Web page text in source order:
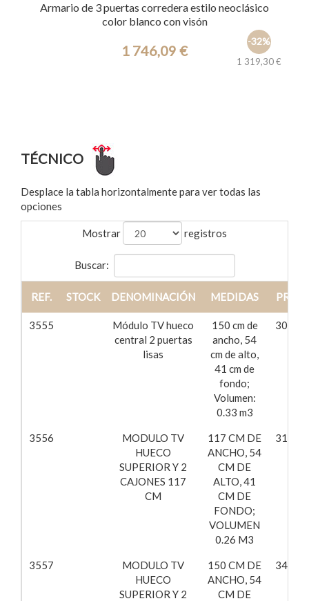
Armario de 3 puertas corredera estilo neoclásico
color blanco con visón
-32%
1 319,30 €
1 746,09 €
TÉCNICO
Desplace la tabla horizontalmente para ver todas las
opciones
Mostrar registros
Buscar:
REF. STOCK DENOMINACIÓN MEDIDAS
3555
Módulo TV hueco
central 2 puertas
lisas
150 cm de
ancho, 54
cm de alto,
41 cm de
fondo;
Volumen:
0.33 m3
3556
MODULO TV
HUECO
SUPERIOR Y 2
CAJONES 117
CM
117 CM DE
ANCHO, 54
CM DE
ALTO, 41
CM DE
FONDO;
VOLUMEN
0.26 M3
3557
MODULO TV
HUECO
SUPERIOR Y 2
150 CM DE
ANCHO, 54
CM DE